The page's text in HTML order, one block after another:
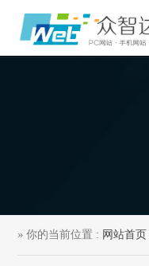
你的当前位置 : 网站首页